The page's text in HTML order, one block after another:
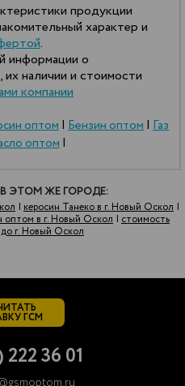
продукции
характер и
.
информации о
их наличии и стоимости
компании
оптом| Бензин оптом| Газ
оптом|
ЭТОМ ЖЕ ГОРОДЕ:
| керосин Танеко в г. Новый Оскол |
оптом в г. Новый Оскол | стоимость
до г. Новый Оскол
ГСМ
36 01